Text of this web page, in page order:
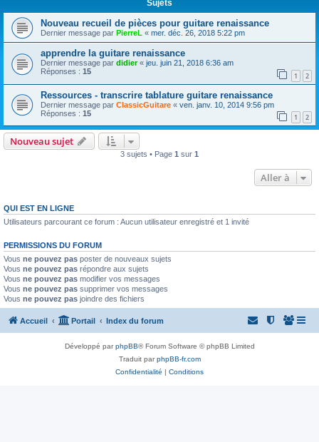
Sujets
Nouveau recueil de pièces pour guitare renaissance
Dernier message par PierreL « mer. déc. 26, 2018 5:22 pm
apprendre la guitare renaissance
Dernier message par didier« jeu. juin 21, 2018 6:36 am
Réponses : 15 1 2
Ressources - transcrire tablature guitare renaissance
Dernier message par ClassicGuitare « ven. janv. 10, 2014 9:56 pm
Réponses : 15 1 2
Nouveau sujet
3 sujets • Page 1 sur 1
Aller à
QUI EST EN LIGNE
Utilisateurs parcourant ce forum : Aucun utilisateur enregistré et 1 invité
PERMISSIONS DU FORUM
Vous ne pouvez pas poster de nouveaux sujets
Vous ne pouvez pas répondre aux sujets
Vous ne pouvez pas modifier vos messages
Vous ne pouvez pas supprimer vos messages
Vous ne pouvez pas joindre des fichiers
Accueil Portail Index du forum
Développé parphpBB® Forum Software © phpBB Limited
Traduit parphpBB-fr.com
Confidentialité | Conditions